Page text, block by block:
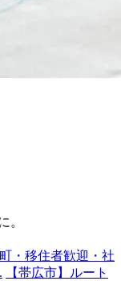
。
町・移住者歓迎・社
【帯広市】ルート